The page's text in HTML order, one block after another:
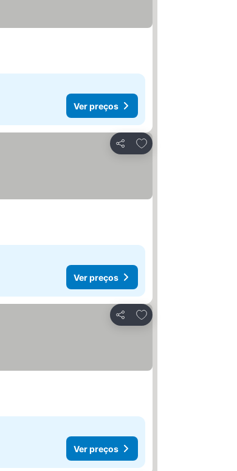
Ver preços
Partilhar
Adicionar aos favoritos
Ver preços
Partilhar
Adicionar aos favoritos
Ver preços